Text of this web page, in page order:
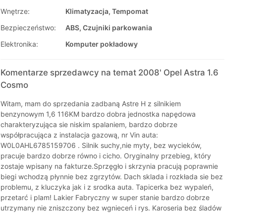
Wnętrze:
Klimatyzacja, Tempomat
Bezpieczeństwo:
ABS, Czujniki parkowania
Elektronika:
Komputer pokładowy
Komentarze sprzedawcy na temat 2008' Opel Astra 1.6
Cosmo
Witam, mam do sprzedania zadbaną Astre H z silnikiem
benzynowym 1,6 116KM bardzo dobra jednostka napędowa
charakteryzująca sie niskim spalaniem, bardzo dobrze
współpracująca z instalacja gazową, nr Vin auta:
W0L0AHL6785159706 . Silnik suchy,nie myty, bez wycieków,
pracuje bardzo dobrze równo i cicho. Oryginalny przebieg, który
zostaje wpisany na fakturze.Sprzęgło i skrzynia pracują poprawnie
biegi wchodzą płynnie bez zgrzytów. Dach sklada i rozkłada sie bez
problemu, z kluczyka jak i z srodka auta. Tapicerka bez wypaleń,
przetarć i plam! Lakier Fabryczny w super stanie bardzo dobrze
utrzymany nie zniszczony bez wgnieceń i rys. Karoseria bez śladów